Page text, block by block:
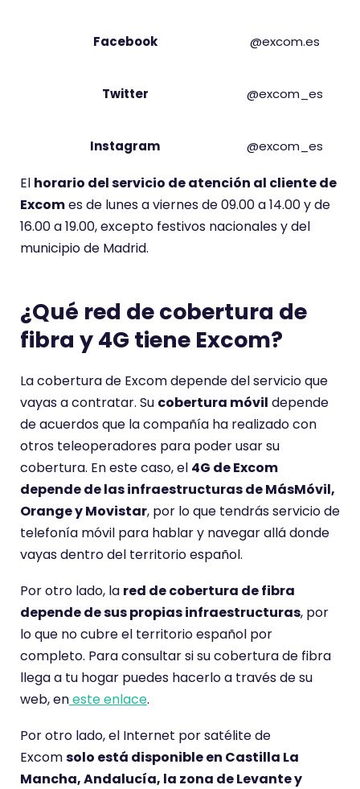
Facebook @excom.es
Twitter @excom_es
Instagram @excom_es
El horario del servicio de atención al cliente de
Excomes de lunes a viernes de 09.00 a 14.00 y de
16.00 a 19.00, excepto festivos nacionales y del
municipio de Madrid.
¿Qué red de cobertura de
fibra y 4G tiene Excom?
La cobertura de Excom depende del servicio que
vayas a contratar. Su cobertura móvil depende
de acuerdos que la compañía ha realizado con
otros teleoperadores para poder usar su
cobertura. En este caso, el 4G de Excom
depende de las infraestructuras de MásMóvil,
Orange y Movistar, por lo que tendrás servicio de
telefonía móvil para hablar y navegar allá donde
vayas dentro del territorio español.
Por otro lado, la red de cobertura de fibra
depende de sus propias infraestructuras, por
lo que no cubre el territorio español por
completo. Para consultar si su cobertura de fibra
llega a tu hogar puedes hacerlo a través de su
web, eneste enlace.
Por otro lado, el Internet por satélite de
Excomsolo está disponible en Castilla La
Mancha, Andalucía, la zona de Levante y